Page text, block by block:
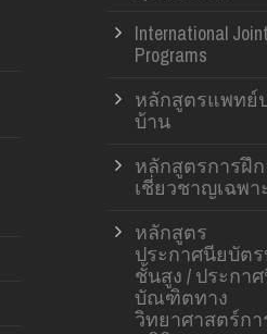
International
Programs
หลักสูตรแพทย์
บ้าน
หลักสูตรการฝึ
เชี่ยวชาญเฉพา
หลักสูตร
ประกาศนียบัต
ชั้นสูง / ประกา
บัณฑิตทาง
วิทยาศาสตร์ก